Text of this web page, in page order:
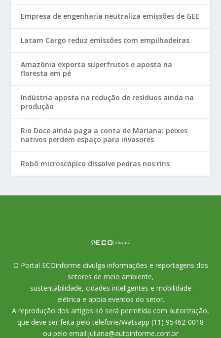
Empresa de engenharia neutraliza emissões de GEE
Latam Cargo reduz emissões com empilhadeiras
Amazônia exporta superfrutos e aposta na
floresta em pé
Indústria aposta na redução de resíduos ainda na
produção
Rio Doce ainda paga a conta de Mariana: peixes
nativos perdem espaço para invasores
Robô microscópico dissolve pedras nos rins
O Portal ECOinforme divulga informações e reportagens dos
setores de meio ambiente,
sustentabilidade, cidades inteligentes e mobilidade
elétrica e apoia eventos do setor.
A reprodução dos artigos só será permitida com autorização,
que deve ser feita pelo telefone/Watsapp (11) 95462-0018
ou pelo email:juliana@autoinforme.com.br